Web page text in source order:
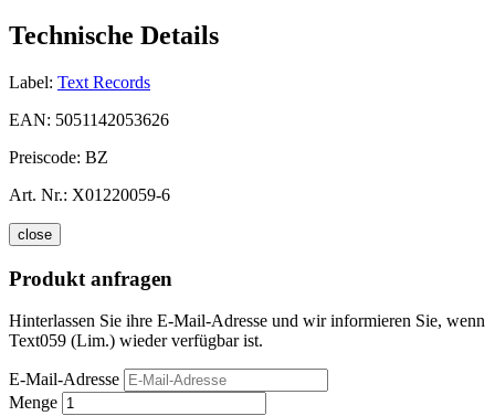
Technische Details
Label: Text Records
EAN: 5051142053626
Preiscode: BZ
Art. Nr.: X01220059-6
close
Produkt anfragen
Hinterlassen Sie ihre E-Mail-Adresse und wir informieren Sie, wenn
Text059 (Lim.) wieder verfügbar ist.
E-Mail-Adresse
Menge